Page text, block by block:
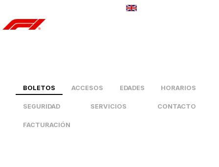
BOLETOS ACCESOS EDADES HORARIOS
SEGURIDAD SERVICIOS CONTACTO
FACTURACIÓN